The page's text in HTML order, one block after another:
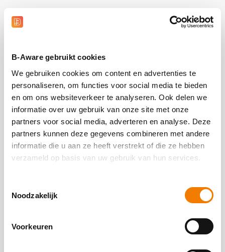
B-Aware gebruikt cookies
We gebruiken cookies om content en advertenties te
personaliseren, om functies voor social media te bieden
en om ons websiteverkeer te analyseren. Ook delen we
informatie over uw gebruik van onze site met onze
partners voor social media, adverteren en analyse. Deze
partners kunnen deze gegevens combineren met andere
informatie die u aan ze heeft verstrekt of die ze hebben
verzameld op basis van uw gebruik van hun services.
Noodzakelijk
Voorkeuren